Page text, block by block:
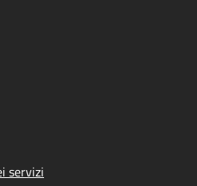
servizi